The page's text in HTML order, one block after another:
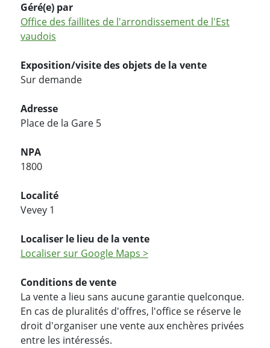
Géré(e) par
Office des faillites de l'arrondissement de l'Est
vaudois
Exposition/visite des objets de la vente
Sur demande
Adresse
Place de la Gare 5
NPA
1800
Localité
Vevey 1
Localiser le lieu de la vente
Localiser sur Google Maps >
Conditions de vente
La vente a lieu sans aucune garantie quelconque.
En cas de pluralités d'offres, l'office se réserve le
droit d'organiser une vente aux enchères privées
entre les intéressés.